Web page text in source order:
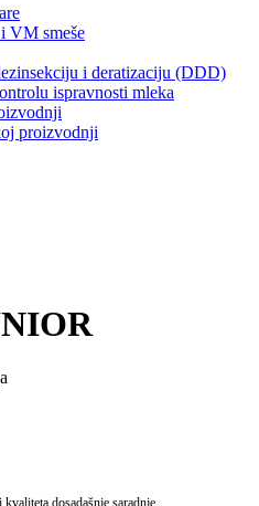
VM smeše
i deratizaciju (DDD)
ispravnosti mleka
proizvodnji